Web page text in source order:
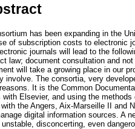
has been expanding in the
of subscription costs to electronic
journals will lead to the
law; document consultation and
will take a growing place in our
involve. The consortia, very
It is the Common
with Elsevier, and using the
the Angers, Aix-Marseille II and
digital information sources. A
disconcerting, even